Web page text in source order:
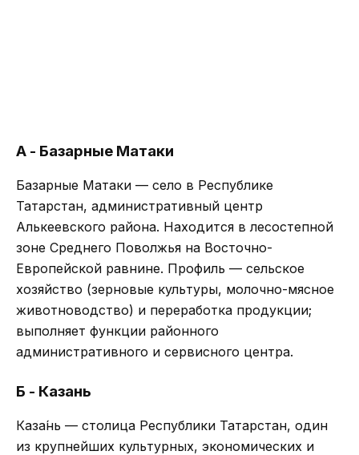
А - Базарные Матаки
Базарные Матаки — село в Республике
Татарстан, административный центр
Алькеевского района. Находится в лесостепной
зоне Среднего Поволжья на Восточно-
Европейской равнине. Профиль — сельское
хозяйство (зерновые культуры, молочно-мясное
животноводство) и переработка продукции;
выполняет функции районного
административного и сервисного центра.
Б - Казань
Каза́нь — столица Республики Татарстан, один
из крупнейших культурных, экономических и